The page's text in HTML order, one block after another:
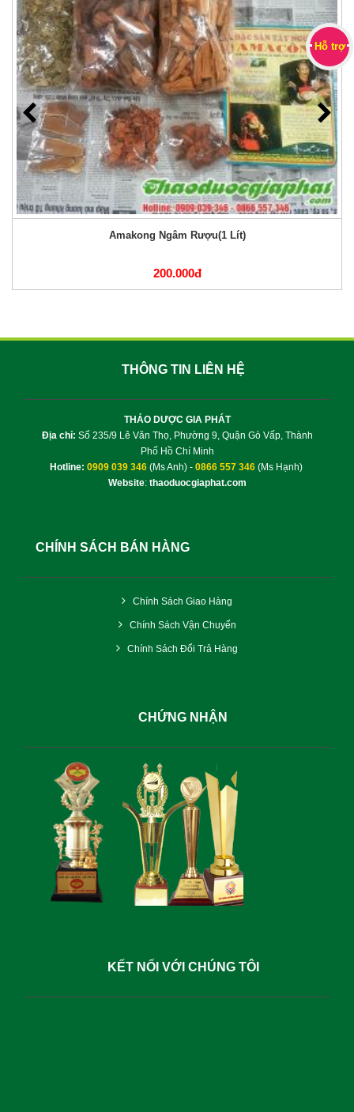
Amakong Ngâm Rượu(1 Lít)
200.000đ
THÔNG TIN LIÊN HỆ
THẢO DƯỢC GIA PHÁT
Địa chỉ: Số 235/9 Lê Văn Thọ, Phường 9, Quận Gò Vấp, Thành
Phố Hồ Chí Minh
Hotline: 0909 039 346 (Ms Anh) - 0866 557 346(Ms Hạnh)
Website: thaoduocgiaphat.com
CHÍNH SÁCH BÁN HÀNG
Chính Sách Giao Hàng
Chính Sách Vận Chuyển
Chính Sách Đổi Trả Hàng
CHỨNG NHẬN
KẾT NỐI VỚI CHÚNG TÔI
Hỗ trợ